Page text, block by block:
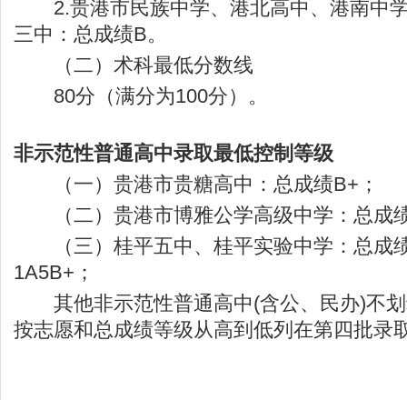
2.贵港市民族中学、港北高中、港南中
三中：总成绩B。
（二）术科最低分数线
80分（满分为100分）。
非示范性普通高中录取最低控制等级
（一）贵港市贵糖高中：总成绩B+；
（二）贵港市博雅公学高级中学：总成
（三）桂平五中、桂平实验中学：总成
1A5B+；
其他非示范性普通高中(含公、民办)不划
按志愿和总成绩等级从高到低列在第四批录